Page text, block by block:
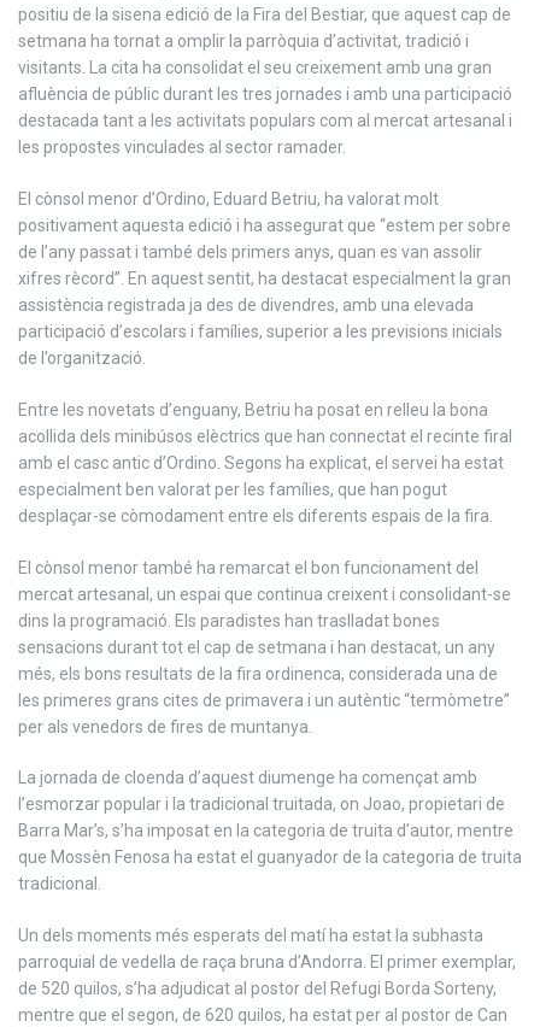
positiu de la sisena edició de la Fira del Bestiar, que aquest cap de
setmana ha tornat a omplir la parròquia d’activitat, tradició i
visitants. La cita ha consolidat el seu creixement amb una gran
afluència de públic durant les tres jornades i amb una participació
destacada tant a les activitats populars com al mercat artesanal i
les propostes vinculades al sector ramader.
El cònsol menor d’Ordino, Eduard Betriu, ha valorat molt
positivament aquesta edició i ha assegurat que “estem per sobre
de l’any passat i també dels primers anys, quan es van assolir
xifres rècord”. En aquest sentit, ha destacat especialment la gran
assistència registrada ja des de divendres, amb una elevada
participació d’escolars i famílies, superior a les previsions inicials
de l’organització.
Entre les novetats d’enguany, Betriu ha posat en relleu la bona
acollida dels minibúsos elèctrics que han connectat el recinte firal
amb el casc antic d’Ordino. Segons ha explicat, el servei ha estat
especialment ben valorat per les famílies, que han pogut
desplaçar-se còmodament entre els diferents espais de la fira.
El cònsol menor també ha remarcat el bon funcionament del
mercat artesanal, un espai que continua creixent i consolidant-se
dins la programació. Els paradistes han traslladat bones
sensacions durant tot el cap de setmana i han destacat, un any
més, els bons resultats de la fira ordinenca, considerada una de
les primeres grans cites de primavera i un autèntic “termòmetre”
per als venedors de fires de muntanya.
La jornada de cloenda d’aquest diumenge ha començat amb
l’esmorzar popular i la tradicional truitada, on Joao, propietari de
Barra Mar’s, s’ha imposat en la categoria de truita d’autor, mentre
que Mossèn Fenosa ha estat el guanyador de la categoria de truita
tradicional.
Un dels moments més esperats del matí ha estat la subhasta
parroquial de vedella de raça bruna d’Andorra. El primer exemplar,
de 520 quilos, s’ha adjudicat al postor del Refugi Borda Sorteny,
mentre que el segon, de 620 quilos, ha estat per al postor de Can